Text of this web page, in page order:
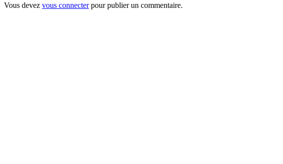
Vous devez vous connecterpour publier un commentaire.